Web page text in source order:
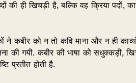
की ही खिचड़ी है, बल्कि वह क्रिया पदों,
को न तो कवि माना और न ही
की गयी. कबीर की भाषा को सधुक्कड़ी,
प्रतीत होती है.